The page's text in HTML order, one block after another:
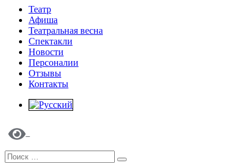
Театр
Афиша
Театральная весна
Спектакли
Новости
Персоналии
Отзывы
Контакты